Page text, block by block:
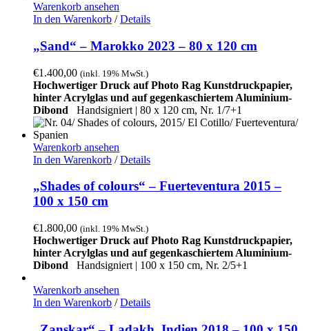
Warenkorb ansehen
In den Warenkorb / Details
„Sand“ – Marokko 2023 – 80 x 120 cm
€1.400,00 (inkl. 19% MwSt.)
Hochwertiger Druck auf Photo Rag Kunstdruckpapier,
hinter Acrylglas und auf gegenkaschiertem Aluminium-
Dibond Handsigniert | 80 x 120 cm, Nr. 1/7+1
Warenkorb ansehen
In den Warenkorb / Details
„Shades of colours“ – Fuerteventura 2015 –
100 x 150 cm
€1.800,00 (inkl. 19% MwSt.)
Hochwertiger Druck auf Photo Rag Kunstdruckpapier,
hinter Acrylglas und auf gegenkaschiertem Aluminium-
Dibond
Handsigniert | 100 x 150 cm, Nr. 2/5+1
Warenkorb ansehen
In den Warenkorb / Details